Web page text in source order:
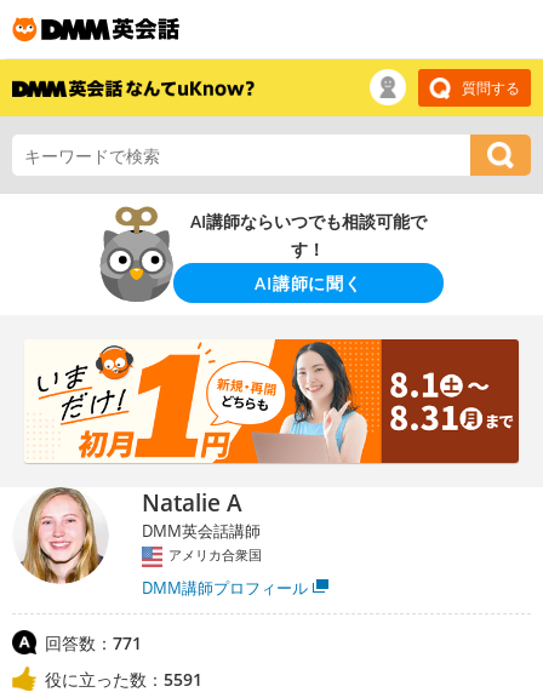
質問する
AI講師ならいつでも相談可能で
す！
AI講師に聞く
Natalie A
DMM英会話講師
アメリカ合衆国
DMM講師プロフィール
回答数： 771
役に立った数： 5591